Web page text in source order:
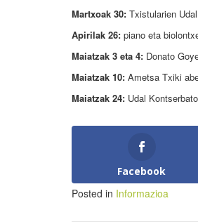
Martxoak 30: Txistularien
Apirilak 26: piano eta
Maiatzak 3 eta 4: Donato
Maiatzak 10: Ametsa Txiki
Maiatzak 24: Udal
Facebook
Posted in Informazioa